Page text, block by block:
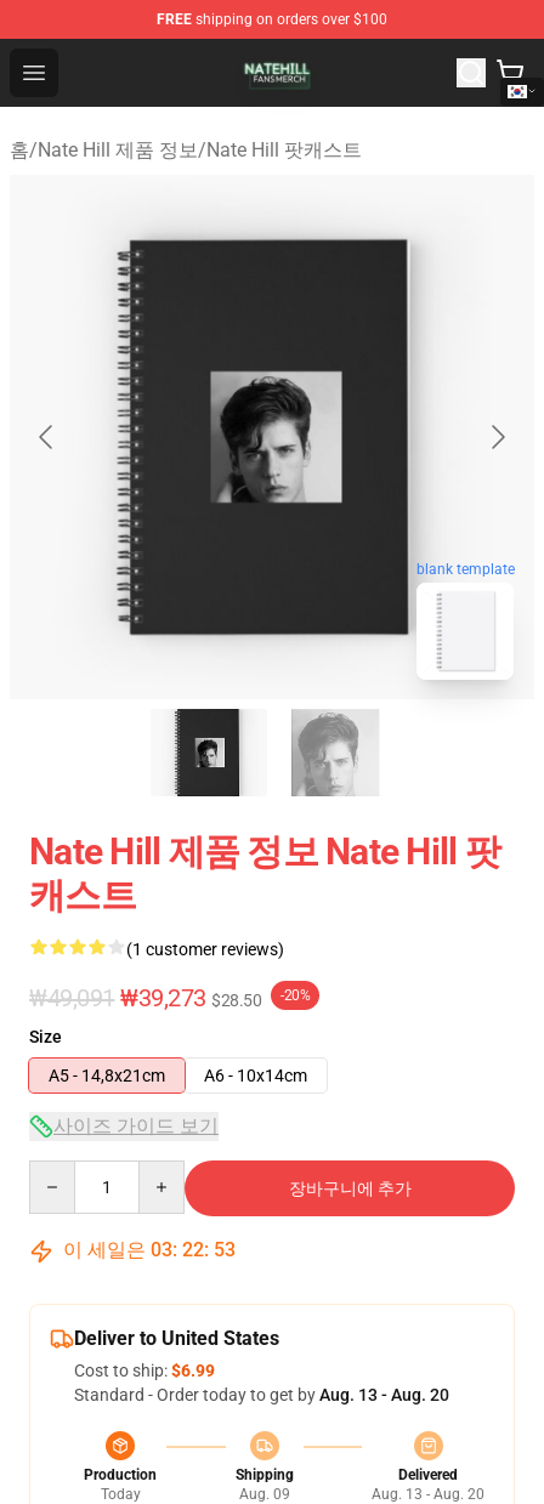
FREE shipping on orders over $100
Open menu
Nate Hill Shop - Official Nate Hill Merchandise Store
홈/Nate Hill 제품 정보/Nate Hill 팟캐스트
blank template
Nate Hill 제품 정보 Nate Hill 팟
캐스트
(1 customer reviews)
₩49,091 ₩39,273 $28.50 -20%
Size
A5 - 14,8x21cm
A6 - 10x14cm
사이즈 가이드 보기
장바구니에 추가
이 세일은 03: 22: 53
Deliver to United States
Cost to ship:$6.99
Standard - Order today to get byAug. 13 - Aug. 20
Production
Today
Shipping
Aug. 09
Delivered
Aug. 13 - Aug. 20